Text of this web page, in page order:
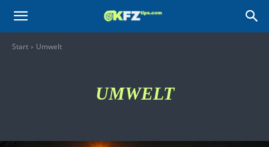
KFZtips.com
Start Umwelt
UMWELT